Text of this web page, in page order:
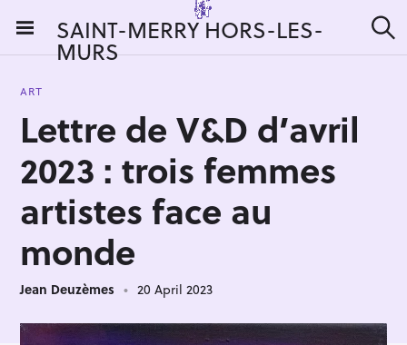
i
SAINT-MERRY HORS-LES-
MURS e
ART
Lettre de V&D d’avril
2023 : trois femmes
artistes face au
monde
Jean Deuzèmes 20 April 2023